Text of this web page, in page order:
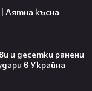
Лятна късна
и десетки ранени
в Украйна